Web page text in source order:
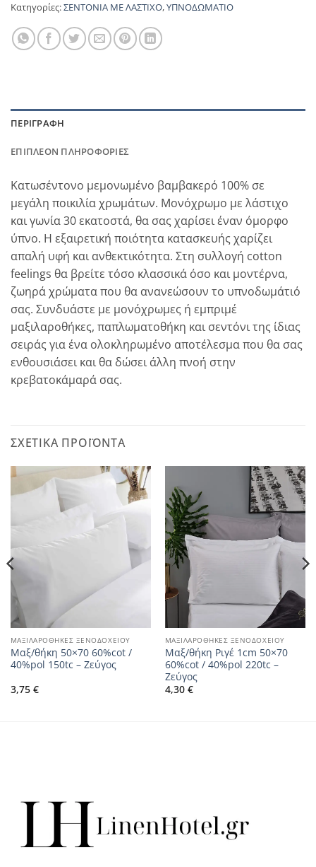
Κατηγορίες:ΣΕΝΤΟΝΙΑ ΜΕ ΛΑΣΤΙΧΟ,ΥΠΝΟΔΩΜΑΤΙΟ
ΠΕΡΙΓΡΑΦΉ
ΕΠΙΠΛΈΟΝ ΠΛΗΡΟΦΟΡΊΕΣ
Κατωσέντονο μεμονωμένο βαμβακερό 100% σε
μεγάλη ποικιλία χρωμάτων. Μονόχρωμο με λάστιχο
και γωνία 30 εκατοστά, θα σας χαρίσει έναν όμορφο
ύπνο. Η εξαιρετική ποιότητα κατασκευής χαρίζει
απαλή υφή και ανθεκτικότητα. Στη συλλογή cotton
feelings θα βρείτε τόσο κλασσικά όσο και μοντέρνα,
ζωηρά χρώματα που θα ανανεώσουν το υπνοδωμάτιό
σας. Συνδυάστε με μονόχρωμες ή εμπριμέ
μαξιλαροθήκες, παπλωματοθήκη και σεντόνι της ίδιας
σειράς για ένα ολοκληρωμένο αποτέλεσμα που θα σας
ενθουσιάσει και θα δώσει άλλη πνοή στην
κρεβατοκάμαρά σας.
ΣΧΕΤΙΚΆ ΠΡΟΪΌΝΤΑ
ΜΑΞΙΛΑΡΟΘΗΚΕΣ ΞΕΝΟΔΟΧΕΙΟΥ
Μαξ/θήκη 50×70 60%cot /
40%pol 150tc – Ζεύγος
3,75 €
ΜΑΞΙΛΑΡΟΘΗΚΕΣ ΞΕΝΟΔΟΧΕΙΟΥ
Μαξ/θήκη Ριγέ 1cm 50×70
60%cot / 40%pol 220tc –
Ζεύγος
4,30 €